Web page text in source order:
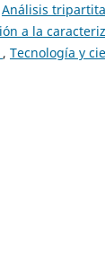
Análisis
a la
, Tecnología y